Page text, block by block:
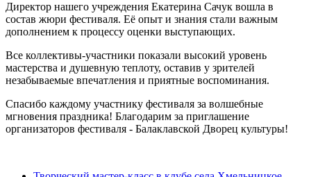
Директор нашего учреждения Екатерина Сачук вошла в
состав жюри фестиваля. Её опыт и знания стали важным
дополнением к процессу оценки выступающих.
Все коллективы-участники показали высокий уровень
мастерства и душевную теплоту, оставив у зрителей
незабываемые впечатления и приятные воспоминания.
Спасибо каждому участнику фестиваля за волшебные
мгновения праздника! Благодарим за приглашение
организаторов фестиваля - Балаклавской Дворец культуры!